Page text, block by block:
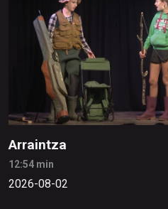
Arraintza
12:54 min
2026-08-02